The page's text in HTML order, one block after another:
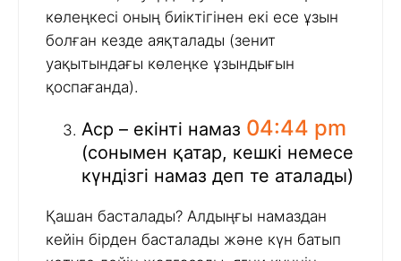
көлеңкесі оның биіктігінен екі есе ұзын
болған кезде аяқталады (зенит
уақытындағы көлеңке ұзындығын
қоспағанда).
Аср – екінті намаз 04:44 pm
(сонымен қатар, кешкі немесе
күндізгі намаз деп те аталады)
Қашан басталады? Алдыңғы намаздан
кейін бірден басталады және күн батып